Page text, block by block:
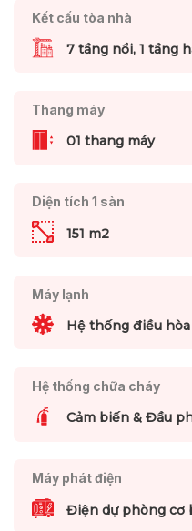
Kết cấu tòa nhà
7 tầng nổi, 1 tầng
Thang máy
01 thang máy
Diện tích 1 sàn
151 m2
Máy lạnh
Hệ thống điều
Hệ thống chữa cháy
Cảm biến & Đầu
Máy phát điện
Điện dự phòng cơ